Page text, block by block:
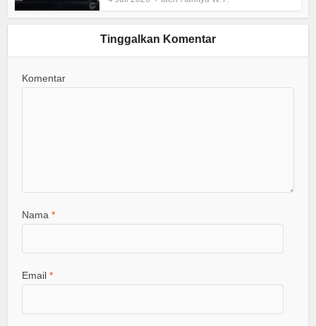
Tinggalkan Komentar
Komentar
Nama*
Email*